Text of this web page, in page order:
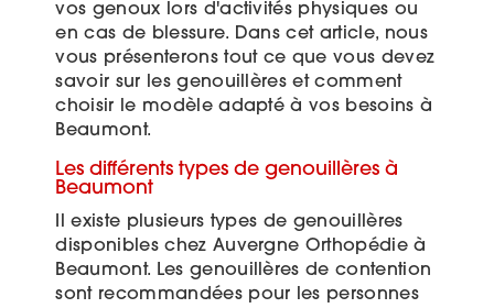
vos genoux lors d'activités physiques ou
en cas de blessure. Dans cet article, nous
vous présenterons tout ce que vous devez
savoir sur les genouillères et comment
choisir le modèle adapté à vos besoins à
Beaumont.
Les différents types de genouillères à
Beaumont
Il existe plusieurs types de genouillères
disponibles chez Auvergne Orthopédie à
Beaumont. Les genouillères de contention
sont recommandées pour les personnes